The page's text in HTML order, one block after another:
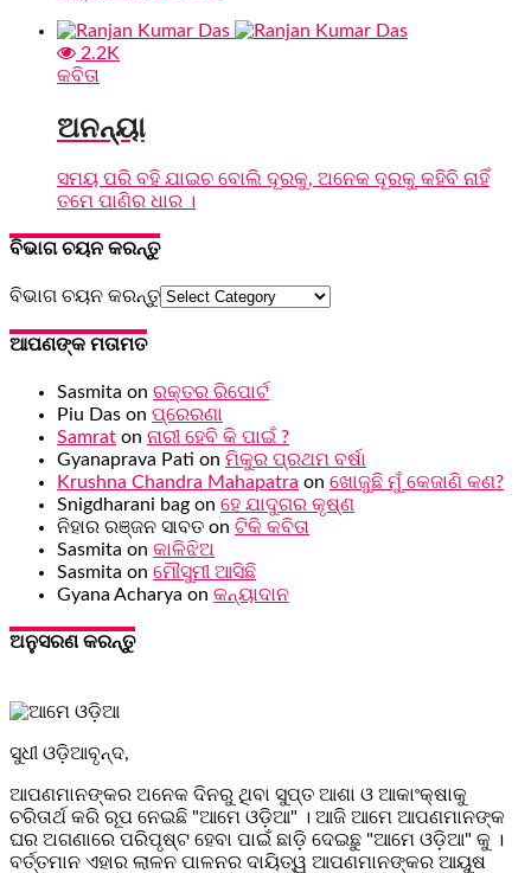
2.2K
କବିତା
ଅନନ୍ୟା
ସମୟ ପରି ବହି ଯାଇଚ ବୋଲି ଦୂରକୁ, ଅନେକ ଦୂରକୁ କହିବି ନାହିଁ
ତମେ ପାଣିର ଧାର ।
ବିଭାଗ ଚୟନ କରନ୍ତୁ
ବିଭାଗ ଚୟନ କରନ୍ତୁ
ଆପଣଙ୍କ ମତାମତ
Sasmita on ରକ୍ତର ରିପୋର୍ଟ
Piu Das on ପ୍ରେରଣା
Samrat on ନାରୀ ହେବି କି ପାଇଁ ?
Gyanaprava Pati on ମିକୁର ପ୍ରଥମ ବର୍ଷା
Krushna Chandra Mahapatra on ଖୋଜୁଛି ମୁଁ କେଜାଣି କଣ?
Snigdharani bag on ହେ ଯାଦୁଗର କୃଷ୍ଣ
ନିହାର ରଞ୍ଜନ ସାବତ on ଟିକି କବିତା
Sasmita on କାଳିଝିଅ
Sasmita on ମୌସୁମୀ ଆସିଛି
Gyana Acharya on କନ୍ୟାଦାନ
ଅନୁସରଣ କରନ୍ତୁ
ସୁଧୀ ଓଡ଼ିଆବୃନ୍ଦ,
ଆପଣମାନଙ୍କର ଅନେକ ଦିନରୁ ଥିବା ସୁପ୍ତ ଆଶା ଓ ଆକାଂକ୍ଷାକୁ
ଚରିତାର୍ଥ କରି ରୂପ ନେଇଛି "ଆମେ ଓଡ଼ିଆ" । ଆଜି ଆମେ ଆପଣମାନଙ୍କ
ଘର ଅଗଣାରେ ପରିପୃଷ୍ଟ ହେବା ପାଇଁ ଛାଡ଼ି ଦେଇଛୁ "ଆମେ ଓଡ଼ିଆ" କୁ ।
ବର୍ତ୍ତମାନ ଏହାର ଲାଳନ ପାଳନର ଦାୟିତ୍ୱ ଆପଣମାନଙ୍କର ଆୟୁଷ